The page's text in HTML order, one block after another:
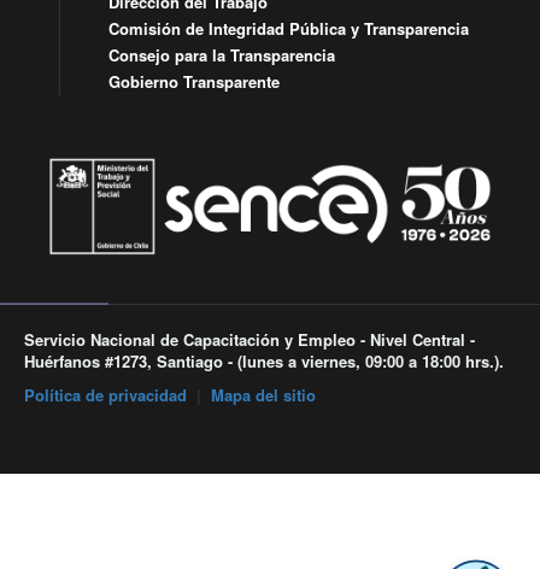
Comisión de Integridad Pública y Transparencia
Consejo para la Transparencia
Gobierno Transparente
Servicio Nacional de Capacitación y Empleo - Nivel Central -
Huérfanos #1273, Santiago - (lunes a viernes, 09:00 a 18:00 hrs.).
Política de privacidad
Mapa del sitio